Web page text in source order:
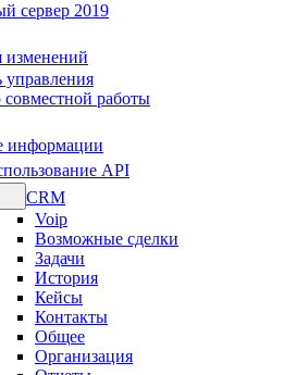
сервер 2019
изменений
управления
совместной работы
информации
API
CRM
Voip
Возможные сделки
Задачи
История
Кейсы
Контакты
Общее
Организация